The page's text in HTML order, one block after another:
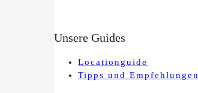
Unsere Guides
Locationguide
Tipps und Empfehlungen